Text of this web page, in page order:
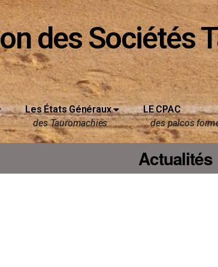
des Sociétés
Les États Généraux
des Tauromachies
LE CPAC
des palcos
Actualités